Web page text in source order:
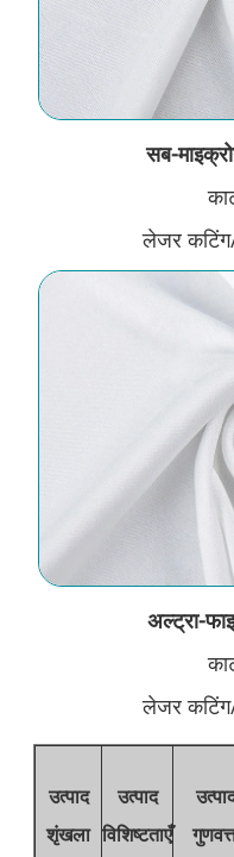
सब-
लेजर
अल्ट्रा-
लेजर
उत्पाद
शृंखला
उत्पाद
विशिष्टताएँ